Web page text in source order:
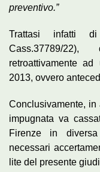
preventivo.”
Trattasi infatti
Cass.37789/
retroattivamente
2013, ovvero
Conclusivamente, in
impugnata va
Firenze in
necessari
lite del presente